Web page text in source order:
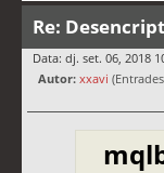
find:
find:
find:
find:
find:
Re:
Data: dj. set. 06, 2018
Autor: xxavi